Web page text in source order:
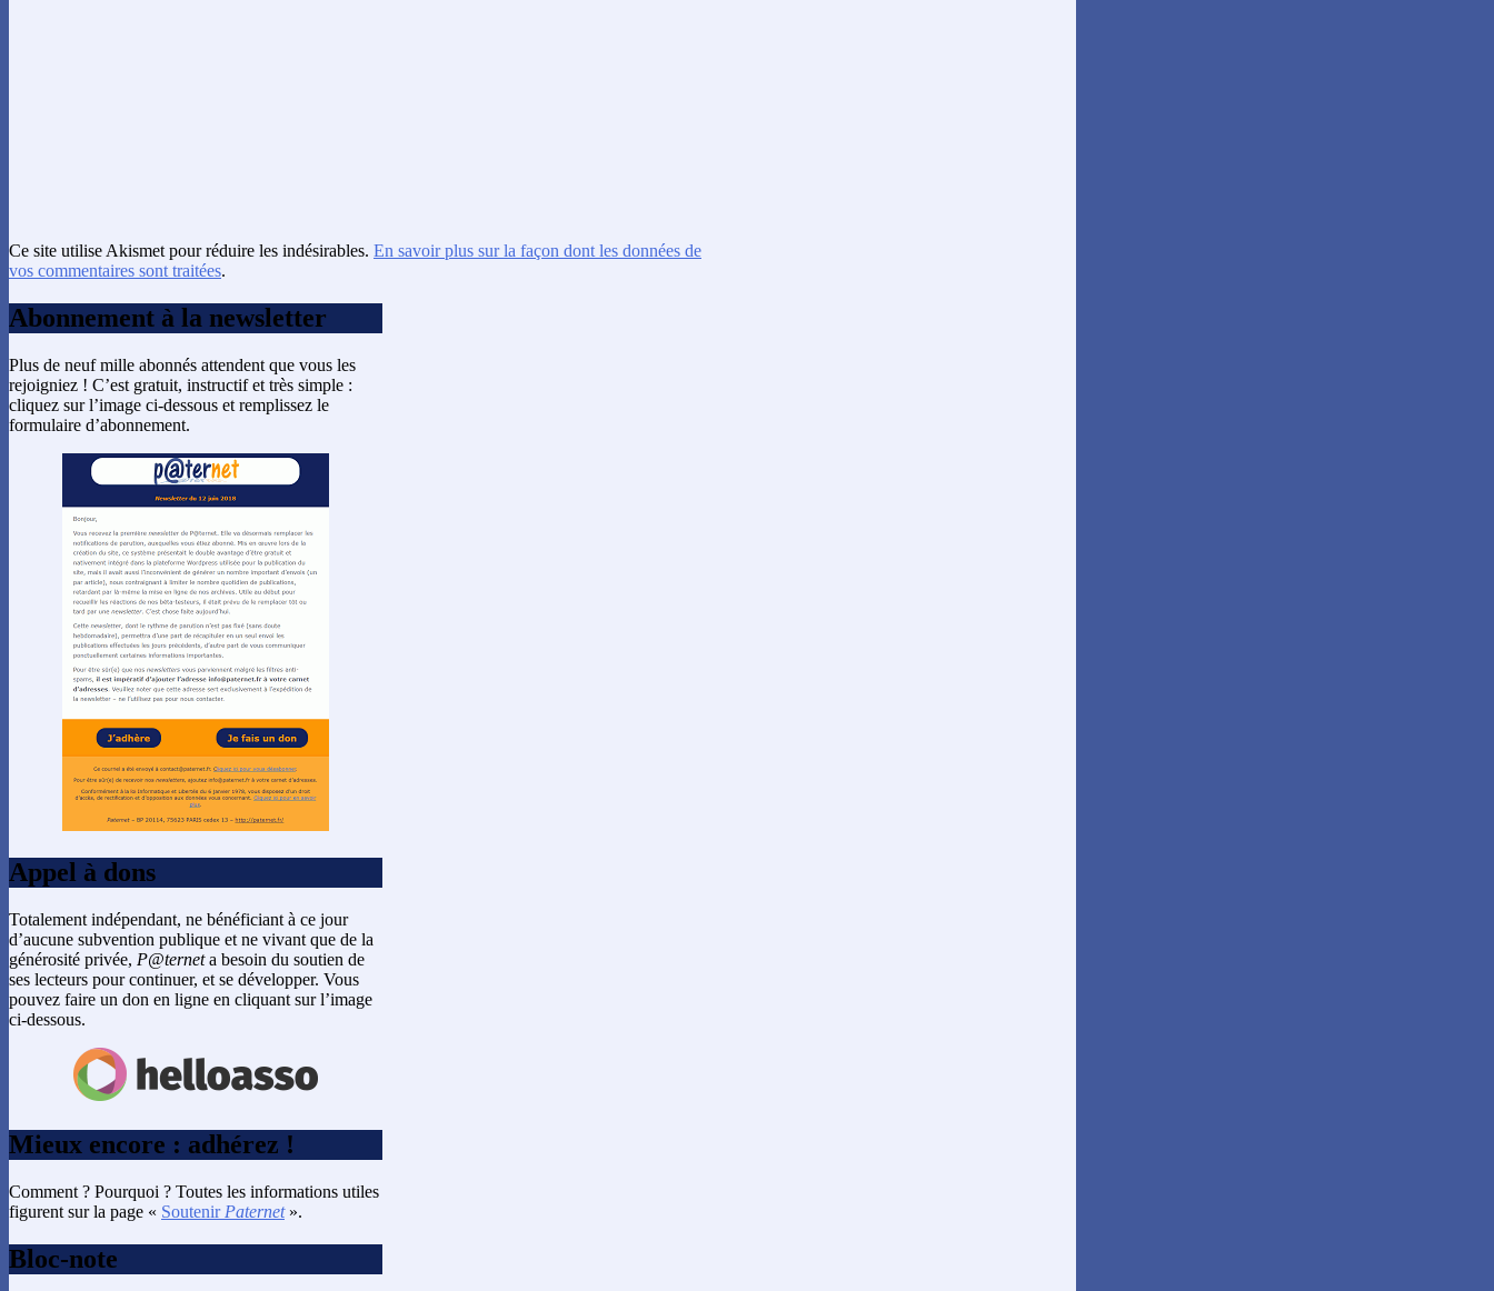
Ce site utilise Akismet pour réduire les indésirables. En savoir plus sur la façon dont les données de
vos commentaires sont traitées.
Abonnement à la newsletter
Plus de neuf mille abonnés attendent que vous les
rejoigniez ! C’est gratuit, instructif et très simple :
cliquez sur l’image ci-dessous et remplissez le
formulaire d’abonnement.
Appel à dons
Totalement indépendant, ne bénéficiant à ce jour
d’aucune subvention publique et ne vivant que de la
générosité privée, P@terneta besoin du soutien de
ses lecteurs pour continuer, et se développer. Vous
pouvez faire un don en ligne en cliquant sur l’image
ci-dessous.
Mieux encore : adhérez !
Comment ? Pourquoi ? Toutes les informations utiles
figurent sur la page « Soutenir Paternet».
Bloc-note